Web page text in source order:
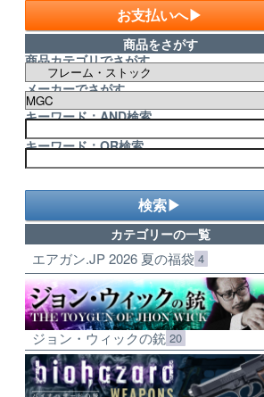
お支払いへ▶
商品をさがす
商品カテゴリでさがす
メーカーでさがす
キーワード：AND検索
キーワード：OR検索
検索▶
カテゴリーの一覧
エアガン.JP 2026 夏の福袋 4
ジョン・ウィックの銃 20